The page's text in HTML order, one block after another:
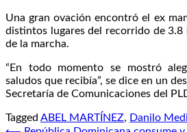
Una gran ovación encontró el ex
distintos lugares del recorrido de 3.8
de la marcha.
“En todo momento se mostró
saludos que recibía”, se dice en un
Secretaría de Comunicaciones del
Tagged ABEL MARTÍNEZ, Danilo